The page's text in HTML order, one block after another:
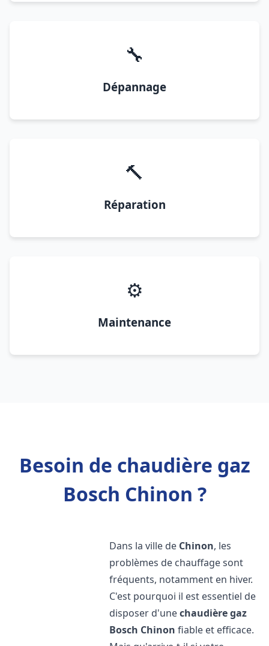
🔧
Dépannage
🔨
Réparation
⚙️
Maintenance
Besoin de chaudière gaz
Bosch Chinon ?
Dans la ville de Chinon, les
problèmes de chauffage sont
fréquents, notamment en hiver.
C'est pourquoi il est essentiel de
disposer d'unechaudière gaz
Bosch Chinon fiable et efficace.